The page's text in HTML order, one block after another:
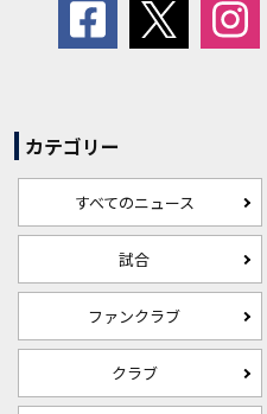
カテゴリー
すべてのニュース
試合
ファンクラブ
クラブ